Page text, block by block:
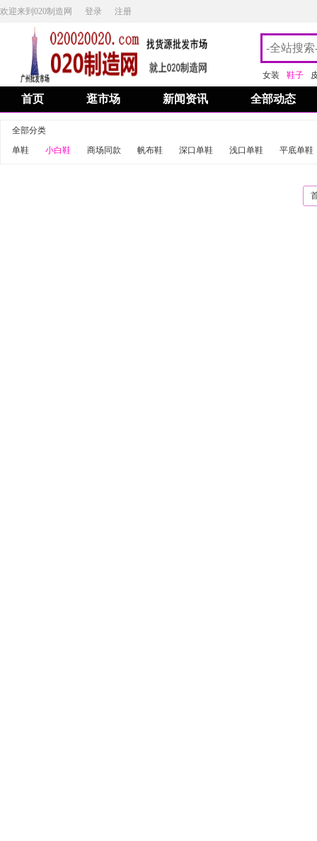
欢迎来到020制造网 登录 注册
女装 鞋子
首页 逛市场 新闻资讯 全部动态
全部分类
单鞋
小白鞋 商场同款 帆布鞋 深口单鞋 浅口单鞋 平底单鞋